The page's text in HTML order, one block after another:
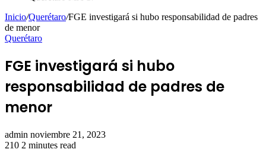
Inicio/Querétaro/FGE investigará si hubo responsabilidad de padres
de menor
Querétaro
FGE investigará si hubo
responsabilidad de padres de
menor
admin Send
an
noviembre 21, 2023
210 2 minutes read